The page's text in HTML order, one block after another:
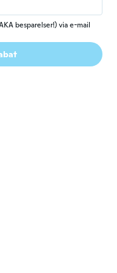
besparelser!) via e-mail